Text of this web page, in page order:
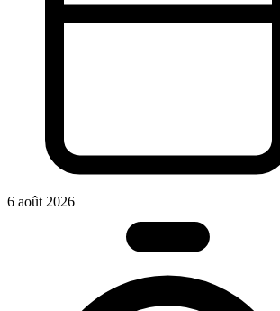
6 août 2026